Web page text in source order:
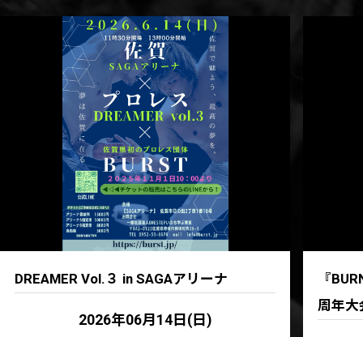
DREAMER Vol.３ in SAGAアリーナ
2026年06月14日(日)
『
周年大